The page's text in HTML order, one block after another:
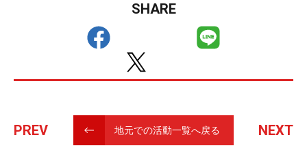
SHARE
PREV 地元での活動一覧へ戻る NEXT